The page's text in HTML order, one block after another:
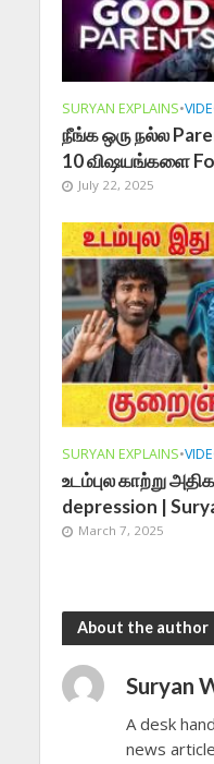
SURYAN EXPLAINS•
நீங்க ஒரு நல்ல
10 விஷயங்களை
July 22, 2025
SURYAN EXPLAINS•
உடம்புல காற்று
depression |
March 7, 2025
About the author
Suryan
A desk
news